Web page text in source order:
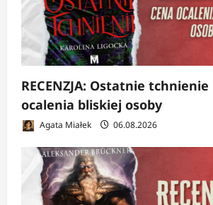
RECENZJA: Ostatnie
ocalenia bliskiej osoby
Agata Miałek 06.08.2026